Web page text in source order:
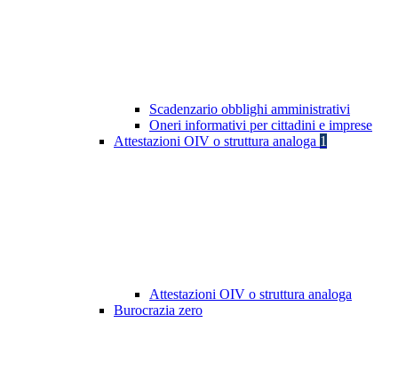
Scadenzario obblighi amministrativi
Oneri informativi per cittadini e imprese
Attestazioni OIV o struttura analoga 1
Attestazioni OIV o struttura analoga
Burocrazia zero